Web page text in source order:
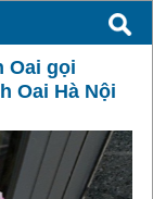
Oai gọi
Oai Hà Nội